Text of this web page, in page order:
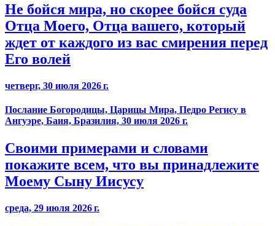
Не бойся мира, но скорее бойся суда
Отца Моего, Отца вашего, который
ждет от каждого из вас смирения перед
Его волей
четверг, 30 июля 2026 г.
Послание Богородицы, Царицы Мира, Педро Регису в
Ангуэре, Баия, Бразилия, 30 июля 2026 г.
Своими примерами и словами
покажите всем, что вы принадлежите
Моему Сыну Иисусу
среда, 29 июля 2026 г.